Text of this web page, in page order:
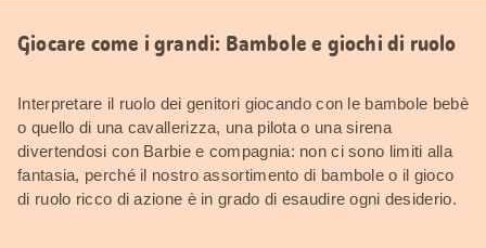
Giocare come i grandi: Bambole e giochi di ruolo
Interpretare il ruolo dei genitori giocando con le bambole bebè
o quello di una cavallerizza, una pilota o una sirena
divertendosi con Barbie e compagnia: non ci sono limiti alla
fantasia, perché il nostro assortimento di bambole o il gioco
di ruolo ricco di azione è in grado di esaudire ogni desiderio.